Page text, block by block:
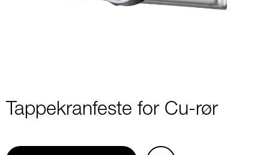
Tappekranfeste for Cu-rør